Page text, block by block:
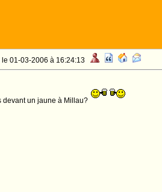
01-03-2006 à 16:24:13
devant un jaune à Millau?